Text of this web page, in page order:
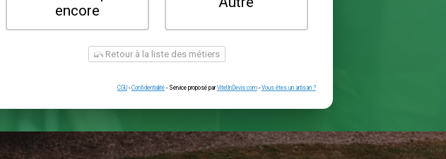
Une prise renforcée
(type greenup)
Je ne sais pas